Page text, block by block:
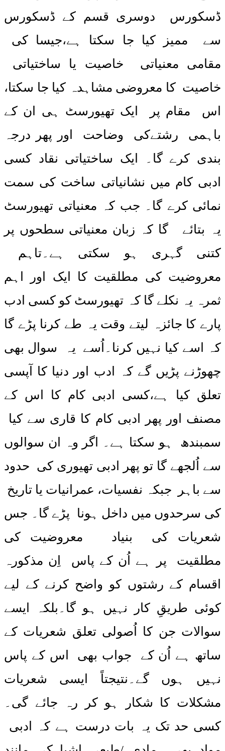
ڈسکورس دوسری قسم کے ڈسکورس
سے ممیز کیا جا سکتا ہے،جیسا کی
مقامی معنیاتی خاصیت یا ساختیاتی
خاصیت کا معروضی مشاہدہ کیا جا سکتا،
اس مقام پر ایک تھیورسٹ ہی ان کے
باہمی رشتےکی وضاحت اور پھر درجہ
بندی کرے گا۔ ایک ساختیاتی نقاد کسی
ادبی کام میں نشانیاتی ساخت کی سمت
نمائی کرے گا۔ جب کہ معنیاتی تھیورسٹ
یہ بتائے گا کہ زبان معنیاتی سطحوں پر
کتنی گہری ہو سکتی ہے۔تاہم
معروضیت کی مطلقیت کا ایک اور اہم
ثمرہ یہ نکلے گا کہ تھیورسٹ کو کسی ادب
پارے کا جائزہ لیتے وقت یہ طے کرنا پڑے گا
کہ اسے کیا نہیں کرنا۔اُسے یہ سوال بھی
چھوڑنے پڑیں گے کہ ادب اور دنیا کا آپسی
تعلق کیا ہے،کسی ادبی کام کا اس کے
مصنف اور پھر ادبی کام کا قاری سے کیا
سمبندھ ہو سکتا ہے۔ اگر وہ ان سوالوں
سے اُلجھے گا تو پھر ادبی تھیوری کی حدود
سے باہر جبکہ نفسیات، عمرانیات یا تاریخ
کی سرحدوں میں داخل ہونا پڑے گا۔ جس
شعریات کی بنیاد معروضیت کی
مطلقیت پر ہے اُن کے پاس اِن مذکورہ
اقسام کے رشتوں کو واضح کرنے کے لیے
کوئی طریقِ کار نہیں ہو گا۔بلکہ ایسے
سوالات جن کا اُصولی تعلق شعریات کے
ساتھ ہے اُن کے جواب بھی اس کے پاس
نہیں ہوں گے۔نتیجتاً ایسی شعریات
مشکلات کا شکار ہو کر رہ جائے گی۔
کسی حد تک یہ بات درست ہے کہ ادبی